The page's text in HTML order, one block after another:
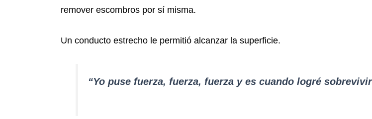
remover escombros por sí misma.
Un conducto estrecho le permitió alcanzar la superficie.
“Yo puse fuerza, fuerza, fuerza y es cuando logré